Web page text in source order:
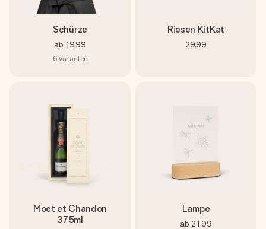
Schürze
ab 19,99
6Varianten
Riesen KitKat
29,99
Moet et Chandon
375ml
Lampe
ab 21,99